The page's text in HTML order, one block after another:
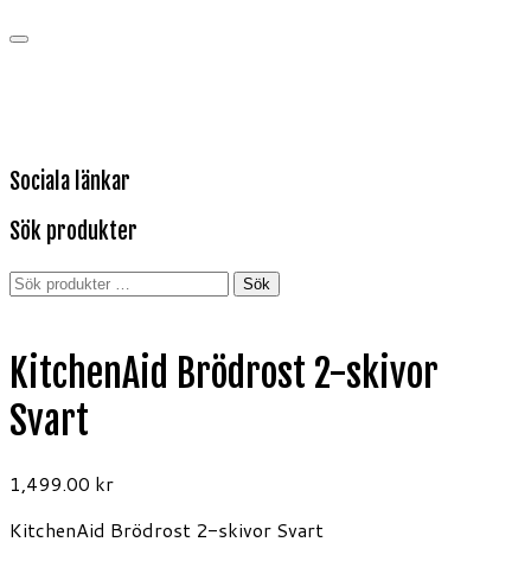
Sociala länkar
Sök produkter
Sök
Sök
KitchenAid Brödrost 2-skivor
Svart
1,499.00 kr
KitchenAid Brödrost 2-skivor Svart